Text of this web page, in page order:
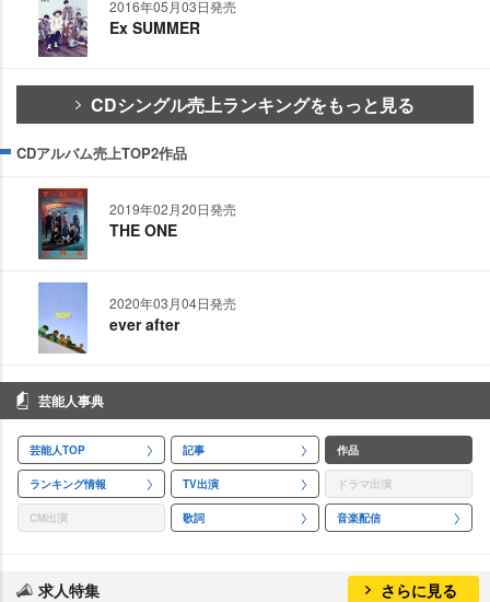
2016年05月03日発売
Ex SUMMER
CDシングル売上ランキングをもっと見る
CDアルバム売上TOP2作品
2019年02月20日発売
THE ONE
2020年03月04日発売
ever after
芸能人事典
芸能人TOP 記事 作品
ランキング情報 TV出演 ドラマ出演
CM出演 歌詞 音楽配信
求人特集 さらに見る